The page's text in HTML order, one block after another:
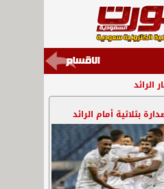
الرائد
بثلاثية أمام الرائد